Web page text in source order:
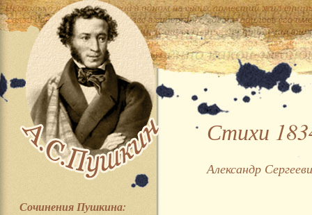
Сочинения Пушкина:
Стихи
Александр